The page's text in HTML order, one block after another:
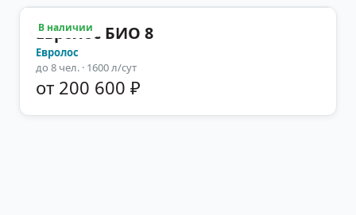
В наличии
Евролос БИО 8
Евролос
до 8 чел. · 1600 л/сут
от 200 600 ₽